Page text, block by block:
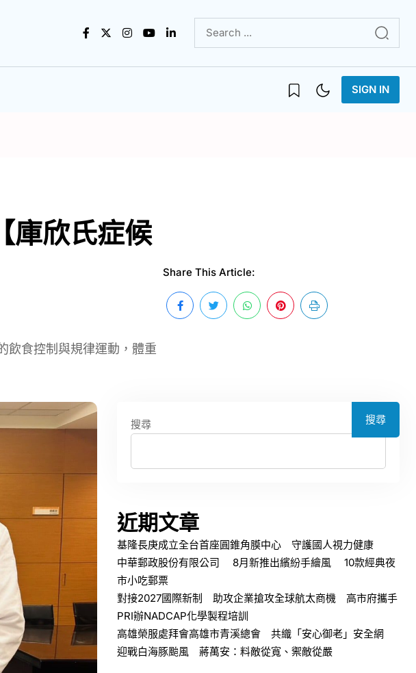
SIGN IN
庫欣氏症候
飲食控制與規律運動，體重
Share This Article:
搜尋 搜尋
近期文章
基隆長庚成立全台首座圓錐角膜中心 守護國人視力健康
中華郵政股份有限公司 8月新推出繽紛手繪風 10款經典夜
市小吃郵票
對接2027國際新制 助攻企業搶攻全球航太商機 高市府攜手
PRI辦NADCAP化學製程培訓
高雄榮服處拜會高雄市青溪總會 共織「安心御老」安全網
迎戰白海豚颱風 蔣萬安：料敵從寬、禦敵從嚴